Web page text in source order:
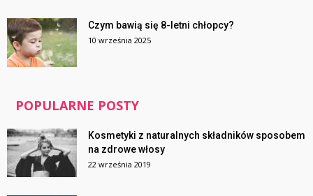
Czym bawią się 8-letni chłopcy?
10 września 2025
POPULARNE POSTY
Kosmetyki z naturalnych składników sposobem
na zdrowe włosy
22 września 2019